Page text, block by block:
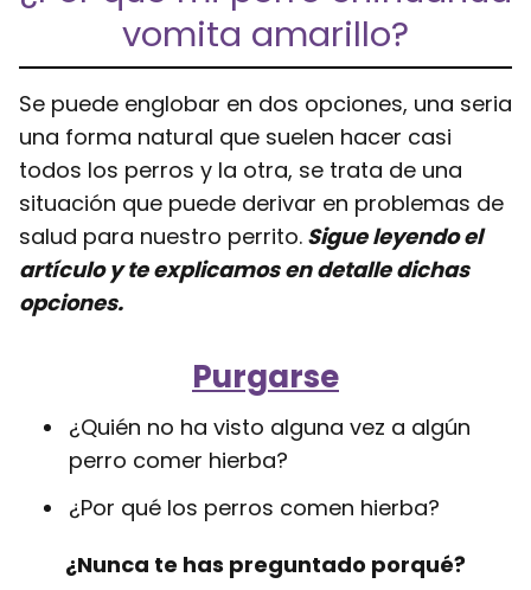
vomita amarillo?
Se puede englobar en dos opciones, una seria
una forma natural que suelen hacer casi
todos los perros y la otra, se trata de una
situación que puede derivar en problemas de
salud para nuestro perrito. Sigue leyendo el
artículo y te explicamos en detalle dichas
opciones.
Purgarse
¿Quién no ha visto alguna vez a algún
perro comer hierba?
¿Por qué los perros comen hierba?
¿Nunca te has preguntado porqué?